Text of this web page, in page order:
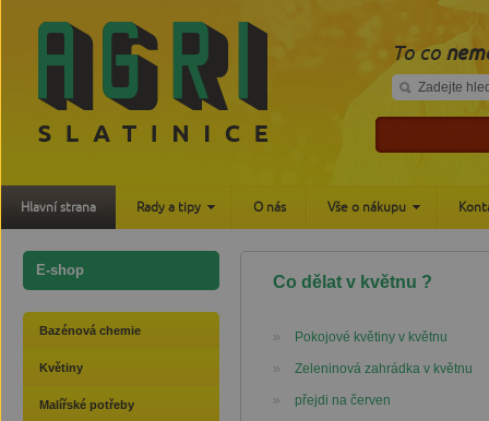
Co dělat v květnu ?
Pokojové květiny v květnu
Zeleninová zahrádka v květnu
přejdi na červen
E-shop
Bazénová chemie
Květiny
Malířské potřeby
To co
Hlavní strana Rady a tipy O nás Vše o nákupu